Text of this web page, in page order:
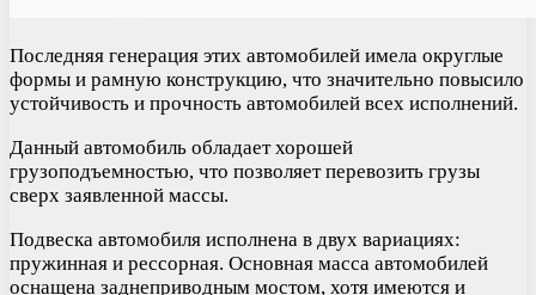
Последняя генерация этих автомобилей имела округлые
формы и рамную конструкцию, что значительно повысило
устойчивость и прочность автомобилей всех исполнений.
Данный автомобиль обладает хорошей
грузоподъемностью, что позволяет перевозить грузы
сверх заявленной массы.
Подвеска автомобиля исполнена в двух вариациях:
пружинная и рессорная. Основная масса автомобилей
оснащена заднеприводным мостом, хотя имеются и